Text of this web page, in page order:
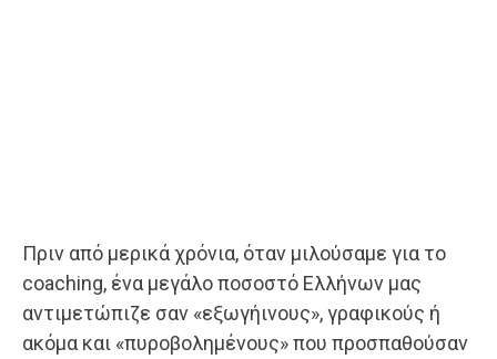
Πριν από μερικά χρόνια, όταν μιλούσαμε για το
coaching, ένα μεγάλο ποσοστό Ελλήνων μας
αντιμετώπιζε σαν «εξωγήινους», γραφικούς ή
ακόμα και «πυροβολημένους» που προσπαθούσαν